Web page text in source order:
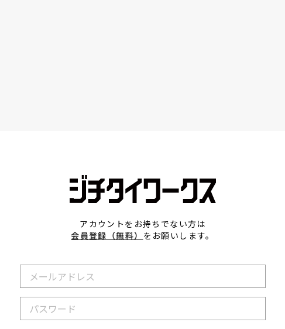
アカウントをお持ちでない方は
会員登録（無料） をお願いします。